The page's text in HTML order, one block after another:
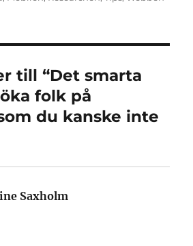
till “Det smarta
folk på
du kanske inte
Saxholm